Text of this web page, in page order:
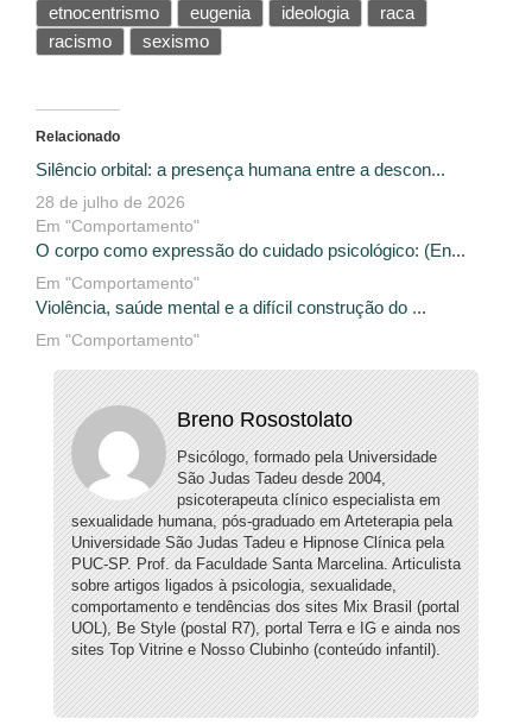
etnocentrismo
eugenia ideologia
raca
racismo
sexismo
Relacionado
Silêncio orbital: a presença humana entre a descon...
28 de julho de 2026
Em "Comportamento"
O corpo como expressão do cuidado psicológico: (En...
Em "Comportamento"
Violência, saúde mental e a difícil construção do ...
Em "Comportamento"
Breno Rosostolato
Psicólogo, formado pela Universidade
São Judas Tadeu desde 2004,
psicoterapeuta clínico especialista em
sexualidade humana, pós-graduado em Arteterapia pela
Universidade São Judas Tadeu e Hipnose Clínica pela
PUC-SP. Prof. da Faculdade Santa Marcelina. Articulista
sobre artigos ligados à psicologia, sexualidade,
comportamento e tendências dos sites Mix Brasil (portal
UOL), Be Style (postal R7), portal Terra e IG e ainda nos
sites Top Vitrine e Nosso Clubinho (conteúdo infantil).